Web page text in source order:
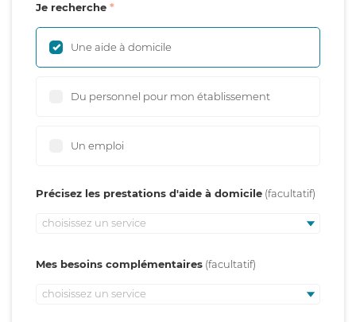
Je recherche
Une aide à domicile
Du personnel pour mon établissement
Un emploi
Précisez les prestations d'aide à domicile
choisissez un service
Mes besoins complémentaires
choisissez un service